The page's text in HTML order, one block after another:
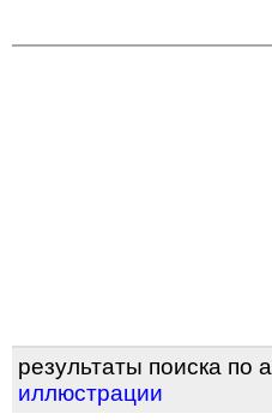
————————
результаты поиска по
иллюстрации